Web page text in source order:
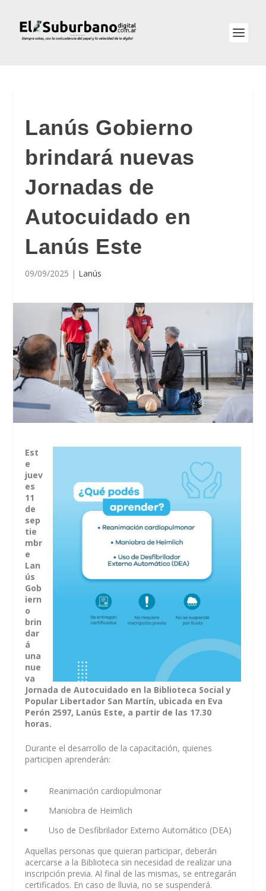
Lanús Gobierno
brindará nuevas
Jornadas de
Autocuidado en
Lanús Este
09/09/2025 | Lanús
Est
e
juev
es
11
de
sep
tie
mbr
e
Lan
ús
Gob
iern
o
brin
dar
á
una
nue
va
Jornada de Autocuidado en la Biblioteca Social y
Popular Libertador San Martín, ubicada en Eva
Perón 2597, Lanús Este, a partir de las 17.30
horas.
Durante el desarrollo de la capacitación, quienes
participen aprenderán:
Reanimación cardiopulmonar
Maniobra de Heimlich
Uso de Desfibrilador Externo Automático (DEA)
Aquellas personas que quieran participar, deberán
acercarse a la Biblioteca sin necesidad de realizar una
inscripción previa. Al final de las mismas, se entregarán
certificados. En caso de lluvia, no se suspenderá.